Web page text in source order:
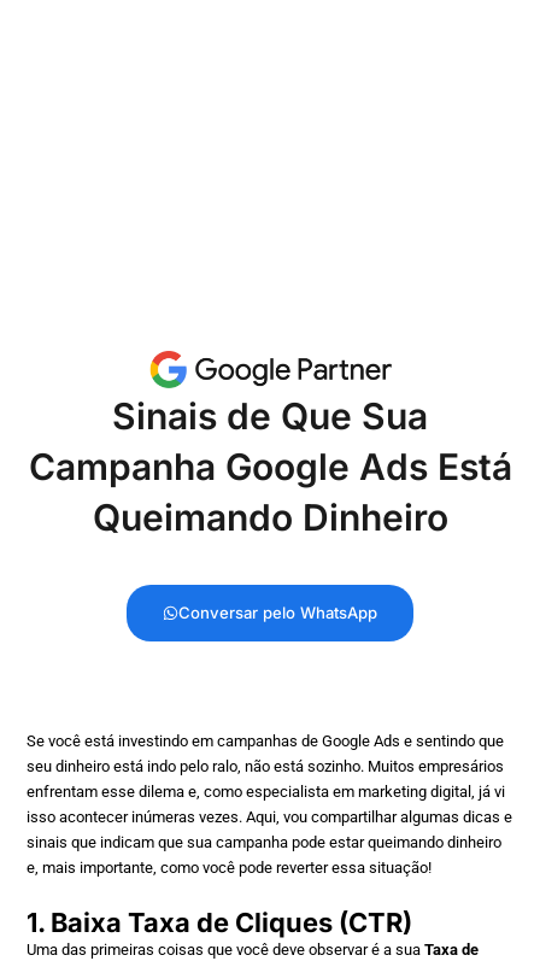
Sinais de Que Sua
Campanha Google Ads Está
Queimando Dinheiro
Conversar pelo WhatsApp
Se você está investindo em campanhas de Google Ads e sentindo que
seu dinheiro está indo pelo ralo, não está sozinho. Muitos empresários
enfrentam esse dilema e, como especialista em marketing digital, já vi
isso acontecer inúmeras vezes. Aqui, vou compartilhar algumas dicas e
sinais que indicam que sua campanha pode estar queimando dinheiro
e, mais importante, como você pode reverter essa situação!
1. Baixa Taxa de Cliques (CTR)
Uma das primeiras coisas que você deve observar é a suaTaxa de